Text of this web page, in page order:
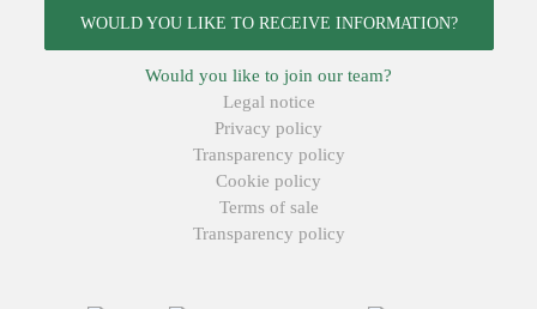
WOULD YOU LIKE TO RECEIVE INFORMATION?
Would you like to join our team?
Legal notice
Privacy policy
Transparency policy
Cookie policy
Terms of sale
Transparency policy